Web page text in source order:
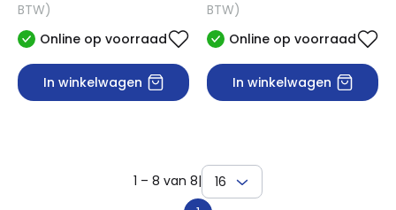
BTW)
Online op voorraad
In winkelwagen
BTW)
Online op voorraad
In winkelwagen
1 – 8 van 8|
16